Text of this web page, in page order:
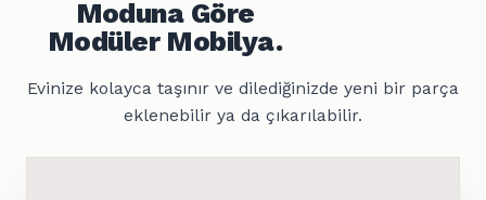
Moduna Göre
Modüler Mobilya.
Evinize kolayca taşınır ve dilediğinizde yeni bir parça
eklenebilir ya da çıkarılabilir.